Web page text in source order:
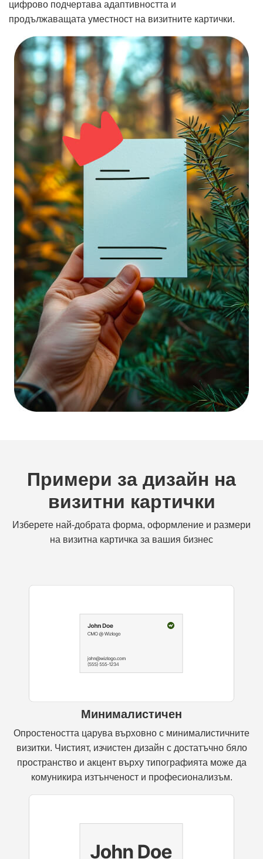
цифрово подчертава адаптивността и
продължаващата уместност на визитните картички.
Примери за дизайн на
визитни картички
Изберете най-добрата форма, оформление и размери
на визитна картичка за вашия бизнес
Минималистичен
Опростеността царува върховно с минималистичните
визитки. Чистият, изчистен дизайн с достатъчно бяло
пространство и акцент върху типографията може да
комуникира изтънченост и професионализъм.